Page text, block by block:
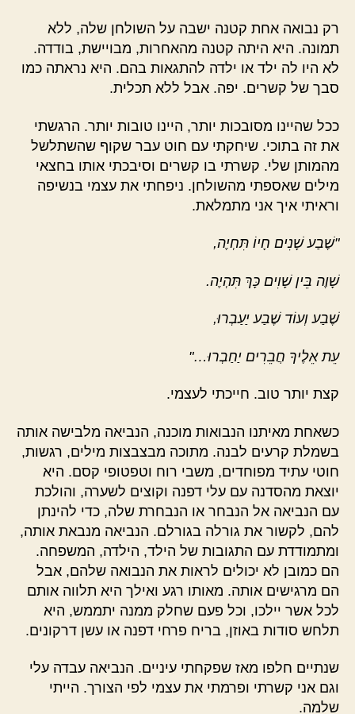
רק נבואה אחת קטנה ישבה על השולחן שלה, ללא
תמונה. היא היתה קטנה מהאחרות, מבויישת, בודדה.
לא היו לה ילד או ילדה להתגאות בהם. היא נראתה כמו
סבך של קשרים. יפה. אבל ללא תכלית.
ככל שהיינו מסובכות יותר, היינו טובות יותר. הרגשתי
את זה בתוכי. שיחקתי עם חוט עבר שקוף שהשתלשל
מהמותן שלי. קשרתי בו קשרים וסיבכתי אותו בחצאי
מילים שאספתי מהשולחן. ניפחתי את עצמי בנשיפה
וראיתי איך אני מתמלאת.
"שֶׁבַע שָׁנִים חָיוֹ תִּחְיֶה,
שָׁוֶה בֵּין שָׁוִים כָּךְ תִּהְיֶה.
שֶׁבַע וְעוֹד שֶׁבַע יַעַבְרוּ,
עֵת אֵלֶיךָ חֲבֵרִים יַחַבְרוּ…"
קצת יותר טוב. חייכתי לעצמי.
כשאחת מאיתנו הנבואות מוכנה, הנביאה מלבישה אותה
בשמלת קרעים לבנה. מתוכה מבצבצות מילים, רגשות,
חוטי עתיד מפוחדים, משבי רוח וטפטופי קסם. היא
יוצאת מהסדנה עם עלי דפנה וקוצים לשערה, והולכת
עם הנביאה אל הנבחר או הנבחרת שלה, כדי להינתן
להם, לקשור את גורלה בגורלם. הנביאה מנבאת אותה,
ומתמודדת עם התגובות של הילד, הילדה, המשפחה.
הם כמובן לא יכולים לראות את הנבואה שלהם, אבל
הם מרגישים אותה. מאותו רגע ואילך היא תלווה אותם
לכל אשר יילכו, וכל פעם שחלק ממנה יתממש, היא
תלחש סודות באוזן, בריח פרחי דפנה או עשן דרקונים.
שנתיים חלפו מאז שפקחתי עיניים. הנביאה עבדה עלי
וגם אני קשרתי ופרמתי את עצמי לפי הצורך. הייתי
שלמה.